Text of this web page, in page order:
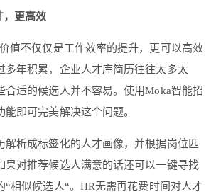
，更高效
值不仅仅是工作效率的提升，更可以高效
多年积累，企业人才库简历往往太多太
合适的候选人并不容易。使用Moka智能招
即可完美解决这个问题。
解析成标签化的人才画像，并根据岗位匹
果对推荐候选人满意的话还可以一键寻找
“相似候选人“。HR无需再花费时间对人才